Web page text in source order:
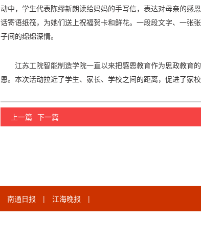
动中，学生代表陈缪新朗读给妈妈的手写信，表达对母亲的感
话寄语纸筏，为她们送上祝福贺卡和鲜花。一段段文字、一张
子间的绵绵深情。
江苏工院智能制造学院一直以来把感恩教育作为思政教育
恩。本次活动拉近了学生、家长、学校之间的距离，促进了家
上一篇 下一篇
南通日报 | 江海晚报 |